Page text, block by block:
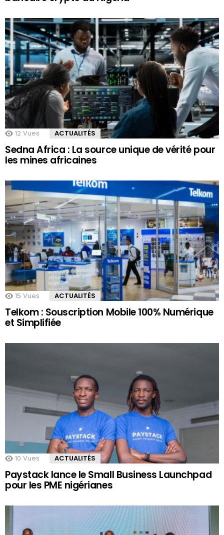
12 Vues ACTUALITÉS
Sedna Africa : La source unique de vérité pour
les mines africaines
15 Vues ACTUALITÉS
Telkom : Souscription Mobile 100% Numérique
et Simplifiée
10 Vues ACTUALITÉS
Paystack lance le Small Business Launchpad
pour les PME nigérianes